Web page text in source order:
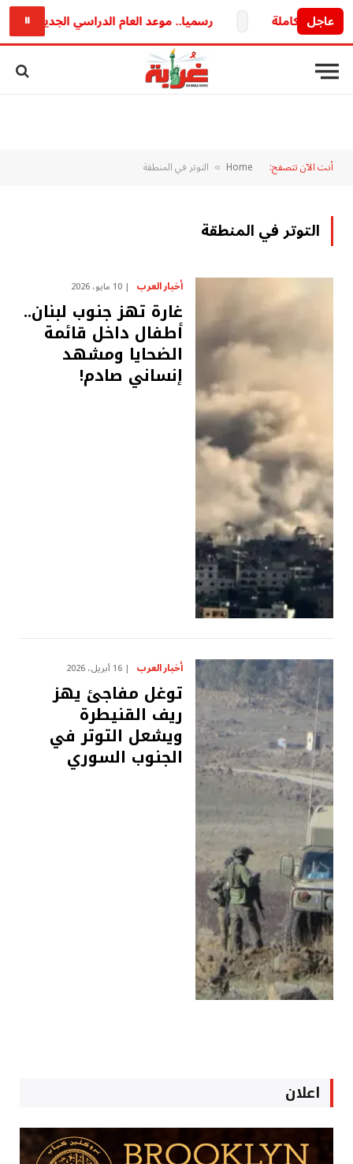
عاجل رسميا.. موعد العام الدراسي الجديد 2026/2027 وخريطة الدراسة والامتحانات كاملة ⏸
أنت الآن تتصفح: Home
» التوتر في المنطقة
التوتر في المنطقة
أخبار العرب 10 مايو، 2026
غارة تهز جنوب لبنان..
أطفال داخل قائمة
الضحايا ومشهد
إنساني صادم!
أخبار العرب 16 أبريل، 2026
توغل مفاجئ يهز
ريف القنيطرة
ويشعل التوتر في
الجنوب السوري
اعلان